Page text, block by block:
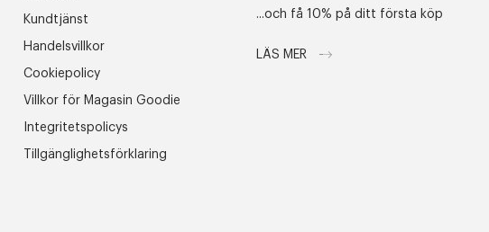
Kundtjänst
Handelsvillkor
Cookiepolicy
Villkor för Magasin Goodie
Integritetspolicys
Tillgänglighetsförklaring
...och få 10% på ditt första köp
LÄS MER